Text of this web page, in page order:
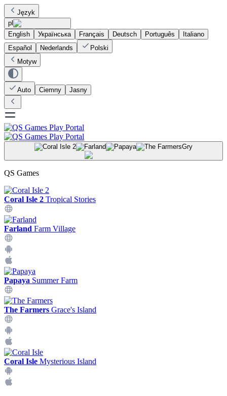
Język
pl
English
Українська Français Deutsch Português
Italiano
Español
Nederlands
Polski
Motyw
Auto Ciemny Jasny
Gry
QS Games
Coral Isle 2 Tropical Stories
Farland Farm Village
Papaya Summer Farm
The Farmers Grace's Island
Coral Isle Mysterious Island